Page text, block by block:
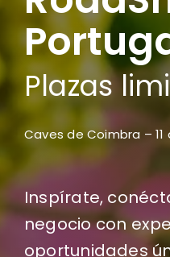
Plazas
Caves de Coimbra –
Inspírate,
negocio con
oportunidades